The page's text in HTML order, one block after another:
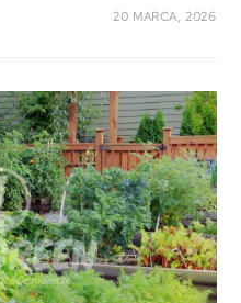
20 MARCA, 2026